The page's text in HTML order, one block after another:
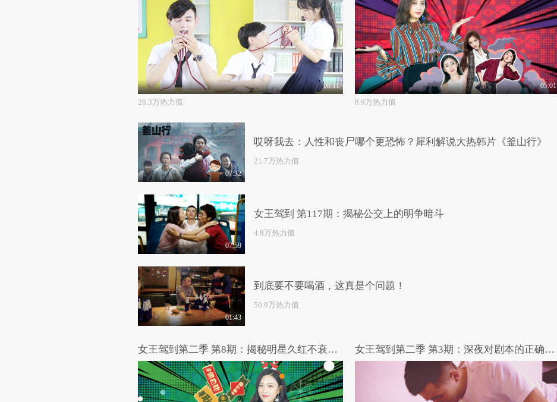
08:11
28.3万热力值
05:01
8.9万热力值
07:32
哎呀我去：人性和丧尸哪个更恐怖？犀利解说大热韩片《釜山行》
21.7万热力值
07:59
女王驾到 第117期：揭秘公交上的明争暗斗
4.8万热力值
01:43
到底要不要喝酒，这真是个问题！
50.9万热力值
女王驾到第二季 第8期：揭秘明星久红不衰的秘密武器 女王驾到第二季 第3期：深夜对剧本的正确姿势